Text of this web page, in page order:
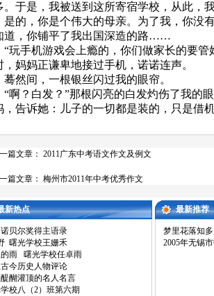
。于是，我被送到这所寄宿学校，从此，
，你是个伟大的母亲。为了我，你没有
道，你铺平了我出国深造的路……
手机游戏会上瘾的，你们做家长的要管
，妈妈正谦卑地接过手机，诺诺连声。
间，一根银丝闪过我的眼帘。
？白发？”那根闪亮的白发灼伤了我的眼
，告诉她：儿子的一切都是装的，只是
篇文章： 2011广东中考语文作文及例文
篇文章： 梅州市2011年中考优秀作文
新热点 最新推荐
贝尔奖得主语录
曙光学校王姗禾
雨 曙光学校任卓雨
今历史人物评论
醐灌顶的名人名言
校八（2）班第六期
梦里花落知
2005年无锡